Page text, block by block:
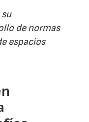
de normas
espacios